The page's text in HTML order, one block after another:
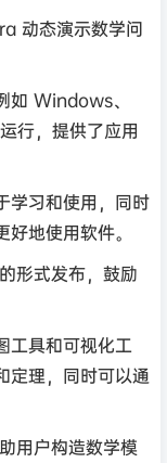
动态演示数学问
如 Windows、
行，提供了应用
学习和使用，同时
地使用软件。
形式发布，鼓励
工具和可视化工
定理，同时可以通
用户构造数学模